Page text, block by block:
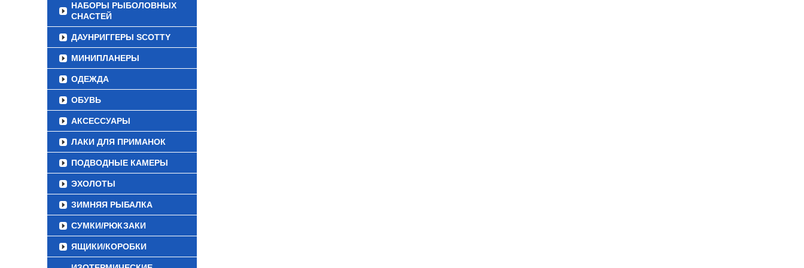
НАБОРЫ РЫБОЛОВНЫХ
СНАСТЕЙ
ДАУНРИГГЕРЫ SCOTTY
МИНИПЛАНЕРЫ
ОДЕЖДА
ОБУВЬ
АКСЕССУАРЫ
ЛАКИ ДЛЯ ПРИМАНОК
ПОДВОДНЫЕ КАМЕРЫ
ЭХОЛОТЫ
ЗИМНЯЯ РЫБАЛКА
СУМКИ/РЮКЗАКИ
ЯЩИКИ/КОРОБКИ